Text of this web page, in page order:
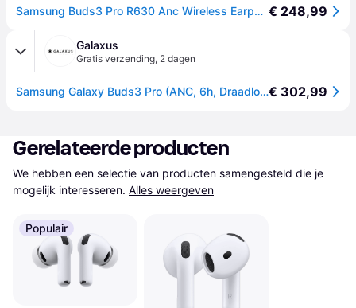
Samsung Buds3 Pro R630 Anc Wireless Earphones Grijs € 248,99
Galaxus
Gratis verzending, 2 dagen
Samsung Galaxy Buds3 Pro (ANC, 6h, Draadloze), Koptelefoon, Zilver€ 302,99
Gerelateerde producten
We hebben een selectie van producten samengesteld die je
mogelijk interesseren. Alles weergeven
Populair